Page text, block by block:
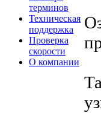
терминов
Техническая
поддержка
Проверка
скорости
О компании